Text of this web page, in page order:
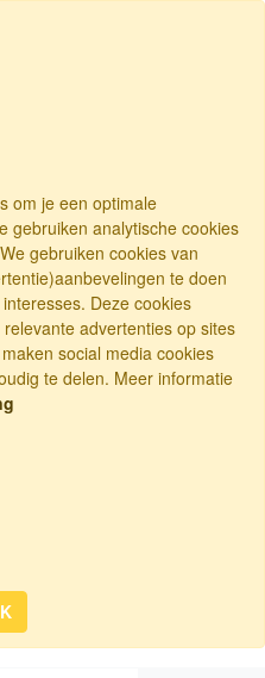
om je een optimale
gebruiken analytische cookies
gebruiken cookies van
te doen
Deze cookies
advertenties op sites
social media cookies
te delen. Meer informatie